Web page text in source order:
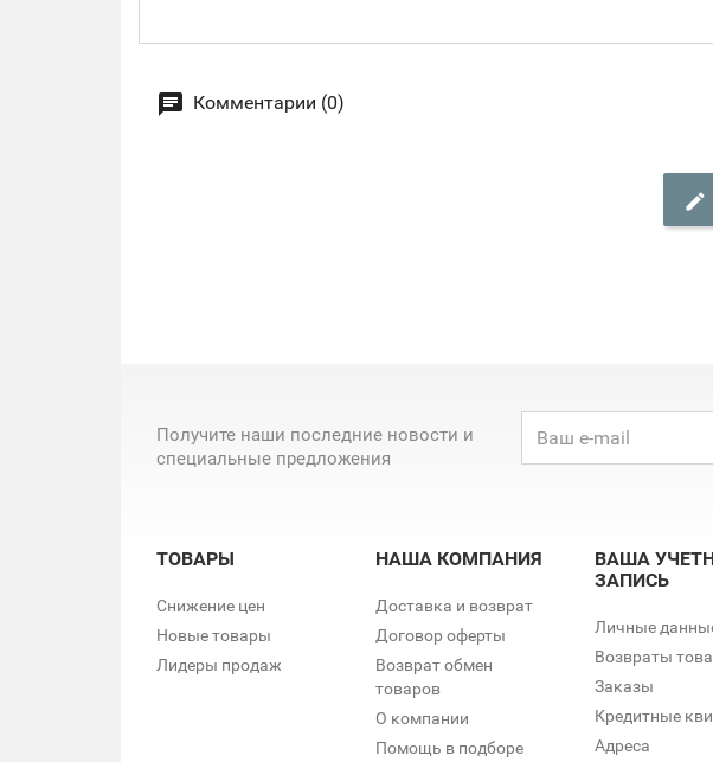
Комментарии (0)
Получите наши последние новости и
специальные предложения
ТОВАРЫ
Снижение цен
Новые товары
Лидеры продаж
НАША КОМПАНИЯ
Доставка и возврат
Договор оферты
Возврат обмен
товаров
О компании
Помощь в подборе
ВАША
ЗАПИСЬ
Личные
Возвраты
Заказы
Кредитные
Адреса